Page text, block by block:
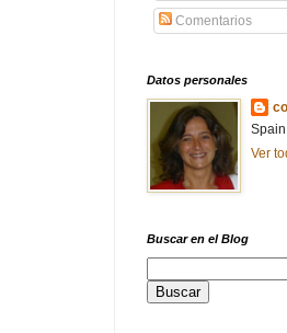
Comentarios
Datos personales
Spain
Ver
Buscar en el Blog